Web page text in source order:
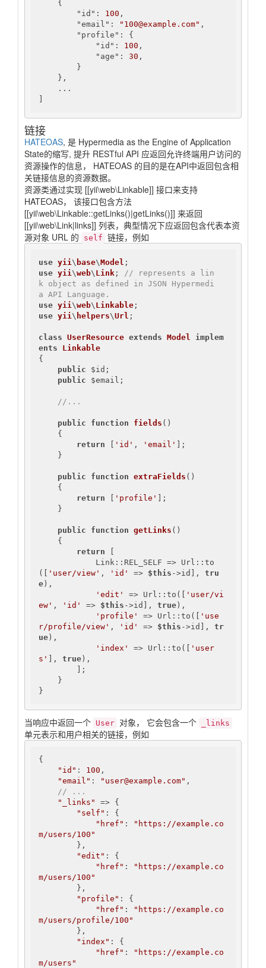
{
"id" : 100 ,
"email" : "100@example.com" ,
"profile" : {
"id" : 100 ,
"age" : 30 ,
}
},
...
]
链接
HATEOAS, 是 Hypermedia as the Engine of Application
State的缩写, 提升 RESTful API 应返回允许终端用户访问的
资源操作的信息， HATEOAS 的目的是在API中返回包含相
关链接信息的资源数据。
资源类通过实现 [[yii\web\Linkable]] 接口来支持
HATEOAS， 该接口包含方法
[[yii\web\Linkable::getLinks()|getLinks()]] 来返回
[[yii\web\Link|links]] 列表，典型情况下应返回包含代表本资
源对象 URL 的
self 链接，例如
use yii \ base\Model
use yii \web\ Link;
// represents a lin
k object as defined in JSON Hypermedi
a API Language.
use yii \web\ Linkable
use yii \ helpers\Url ;
class UserResource extends Model
implem
ents
Linkable
{
public $id;
public $email;
//...
public function fields ()
{
return [ 'id' , 'email' ];
}
public function extraFields ()
{
return [ 'profile' ];
}
public function getLinks ()
{
return [
Link::REL_SELF => Url::to
([ 'user/view' , 'id' => $this ->id], tru
e),
'edit'
=> Url::to([ 'user/vi
ew' , 'id' => $this ->id], true),
'profile'
=> Url::to([ 'use
r/profile/view' , 'id' => $this ->id], tr
ue),
'index'
=> Url::to([ 'user
s' ], true),
];
}
}
当响应中返回一个 User 对象， 它会包含一个 _links
单元表示和用户相关的链接，例如
{
"id" : 100 ,
"email" : "user@example.com" ,
// ...
"_links" => {
"self" : {
"href" :
"https://example.co
m/users/100"
},
"edit" : {
"href" :
"https://example.co
m/users/100"
},
"profile" : {
"href" :
"https://example.co
m/users/profile/100"
},
"index" : {
"href" :
"https://example.co
m/users"